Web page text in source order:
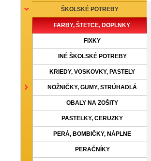
ŠKOLSKÉ POTREBY
FARBY, ŠTETCE, DOPLNKY
FIXKY
INÉ ŠKOLSKÉ POTREBY
KRIEDY, VOSKOVKY, PASTELY
NOŽNIČKY, GUMY, STRÚHADLÁ
OBALY NA ZOŠITY
PASTELKY, CERUZKY
PERÁ, BOMBIČKY, NÁPLNE
PERAČNÍKY